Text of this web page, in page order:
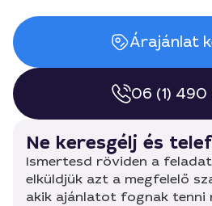
Árajánlat
06 (1)
Ne keresgélj és
Ismertesd röviden a
elküldjük azt a megfelelő
akik ajánlatot fognak tenni